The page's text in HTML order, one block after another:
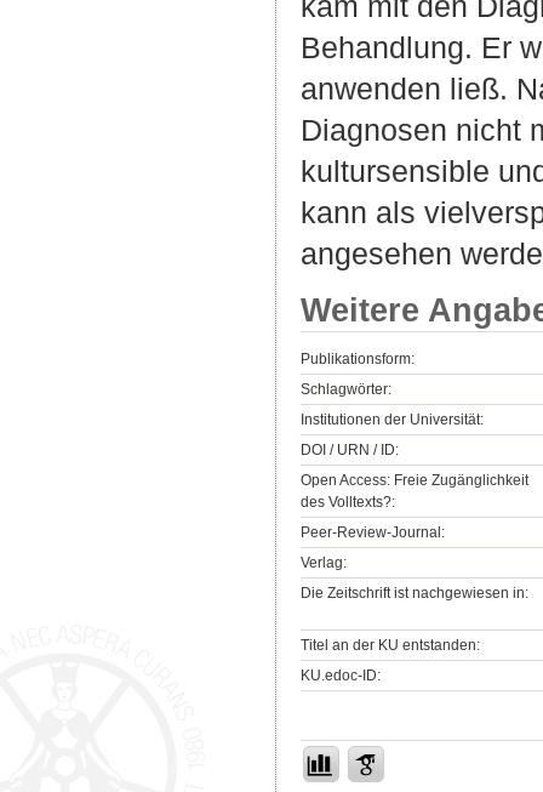
Behandlung. Er
anwenden ließ.
Diagnosen nicht
kultursensible
kann als
angesehen
Weitere
Publikationsform:
Schlagwörter:
Institutionen der Universität:
DOI / URN / ID:
Open Access: Freie Zugänglichkeit
des Volltexts?:
Peer-Review-Journal:
Verlag:
Die Zeitschrift ist nachgewiesen in:
Titel an der KU entstanden:
KU.edoc-ID: